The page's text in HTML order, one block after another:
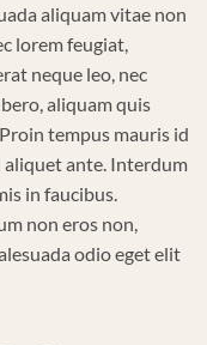
aliquam vitae non
lorem feugiat,
neque leo, nec
aliquam quis
tempus mauris id
aliquet ante. Interdum
in faucibus.
non eros non,
odio eget elit